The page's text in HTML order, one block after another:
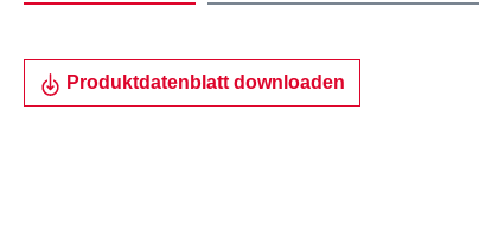
Produktdatenblatt downloaden